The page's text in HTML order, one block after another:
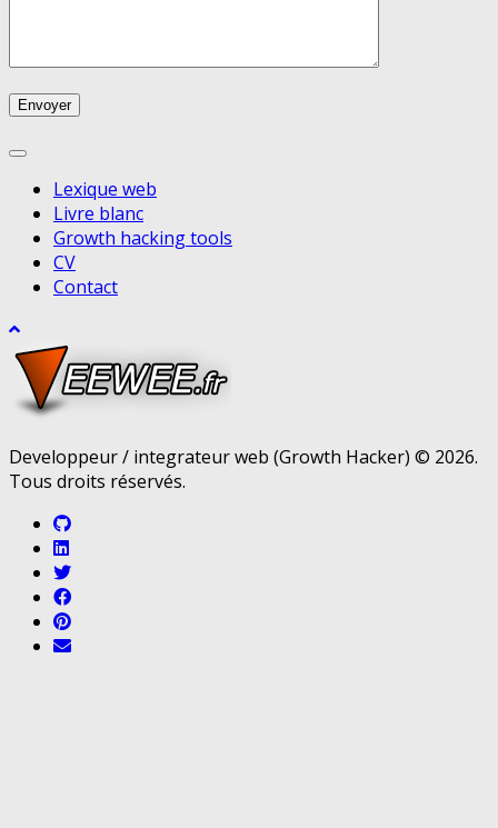
Lexique web
Livre blanc
Growth hacking tools
CV
Contact
Developpeur / integrateur web (Growth Hacker) © 2026.
Tous droits réservés.